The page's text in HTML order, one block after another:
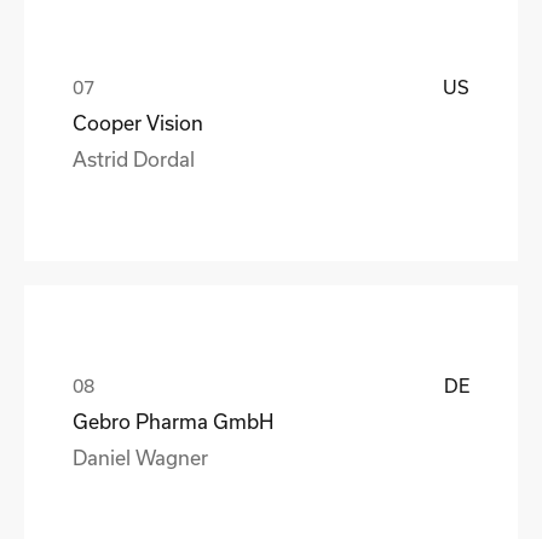
US
Cooper Vision
Astrid Dordal
DE
Gebro Pharma GmbH
Daniel Wagner